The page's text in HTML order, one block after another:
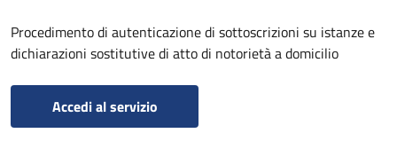
Procedimento di autenticazione di sottoscrizioni su istanze e
dichiarazioni sostitutive di atto di notorietà a domicilio
Accedi al servizio